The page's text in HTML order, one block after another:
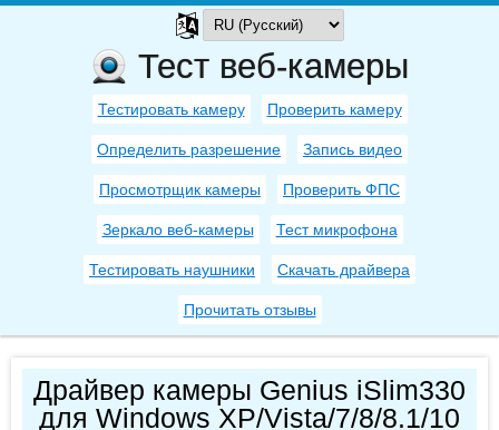
Тест веб-камеры
Тестировать камеру Проверить камеру
Определить разрешение Запись видео
Просмотрщик камеры Проверить ФПС
Зеркало веб-камеры Тест микрофона
Тестировать наушники Скачать драйвера
Прочитать отзывы
Драйвер камеры Genius iSlim330
для Windows XP/Vista/7/8/8.1/10